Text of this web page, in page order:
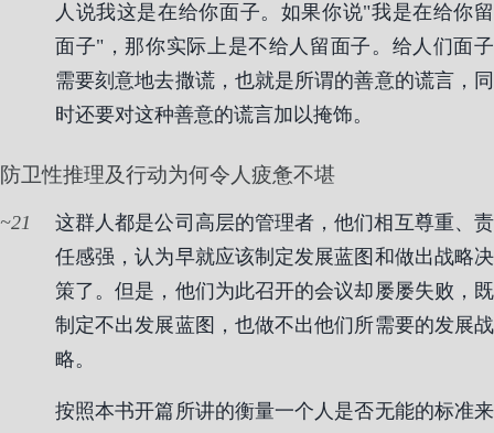
人说我这是在给你面子。如果你说"我是在给你留
面子"，那你实际上是不给人留面子。给人们面子
需要刻意地去撒谎，也就是所谓的善意的谎言，同
时还要对这种善意的谎言加以掩饰。
防卫性推理及行动为何令人疲惫不堪
21
这群人都是公司高层的管理者，他们相互尊重、责
任感强，认为早就应该制定发展蓝图和做出战略决
策了。但是，他们为此召开的会议却屡屡失败，既
制定不出发展蓝图，也做不出他们所需要的发展战
略。
按照本书开篇所讲的衡量一个人是否无能的标准来